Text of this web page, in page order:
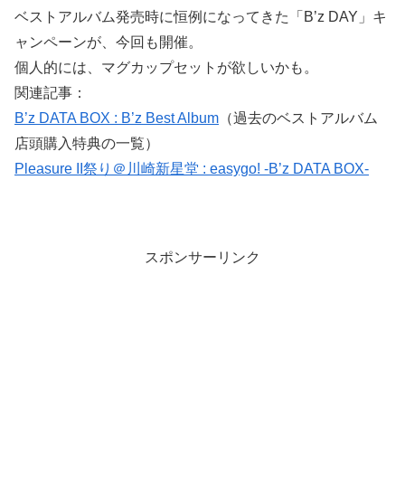
ベストアルバム発売時に恒例になってきた「B’z DAY」キ
ャンペーンが、今回も開催。
個人的には、マグカップセットが欲しいかも。
関連記事：
B’z DATA BOX : B’z Best Album （過去のベストアルバム
店頭購入特典の一覧）
Pleasure II祭り＠川崎新星堂 : easygo! -B’z DATA BOX-
スポンサーリンク